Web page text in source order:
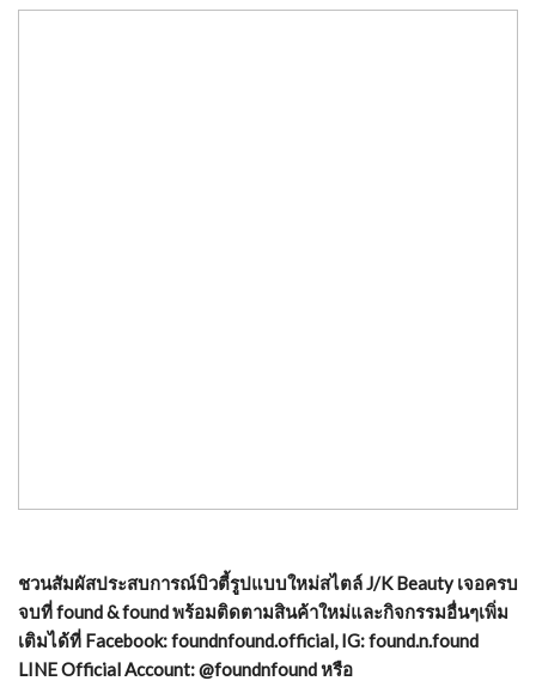
ชวนสัมผัสประสบการณ์บิวตี้รูปแบบใหม่สไตล์ J/K Beauty เจอครบ
จบที่ found & found พร้อมติดตามสินค้าใหม่และกิจกรรมอื่นๆเพิ่ม
เติมได้ที่ Facebook: foundnfound.official, IG: found.n.found
LINE Official Account: @foundnfound หรือ